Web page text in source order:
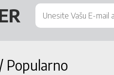
Popularno